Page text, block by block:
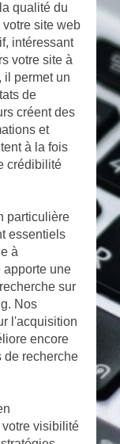
qualité du
site web
intéressant
votre site à
il permet un
de
créent des
et
à la fois
crédibilité
particulière
essentiels
à
apporte une
sur
Nos
l'acquisition
encore
de recherche
votre visibilité